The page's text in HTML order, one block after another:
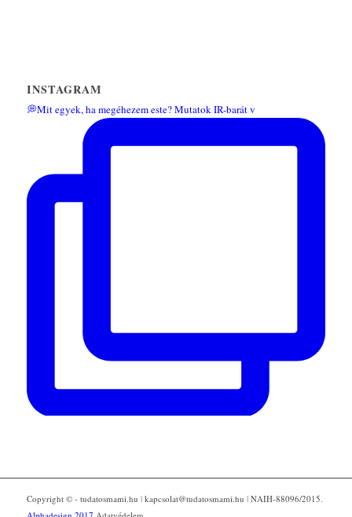
INSTAGRAM
💭Mit egyek, ha megéhezem este? Mutatok IR-barát v
Copyright © - tudatosmami.hu ǀ kapcsolat@tudatosmami.hu ǀ NAIH-88096/2015.